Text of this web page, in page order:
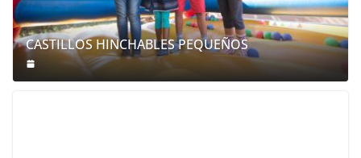
CASTILLOS HINCHABLES PEQUEÑOS